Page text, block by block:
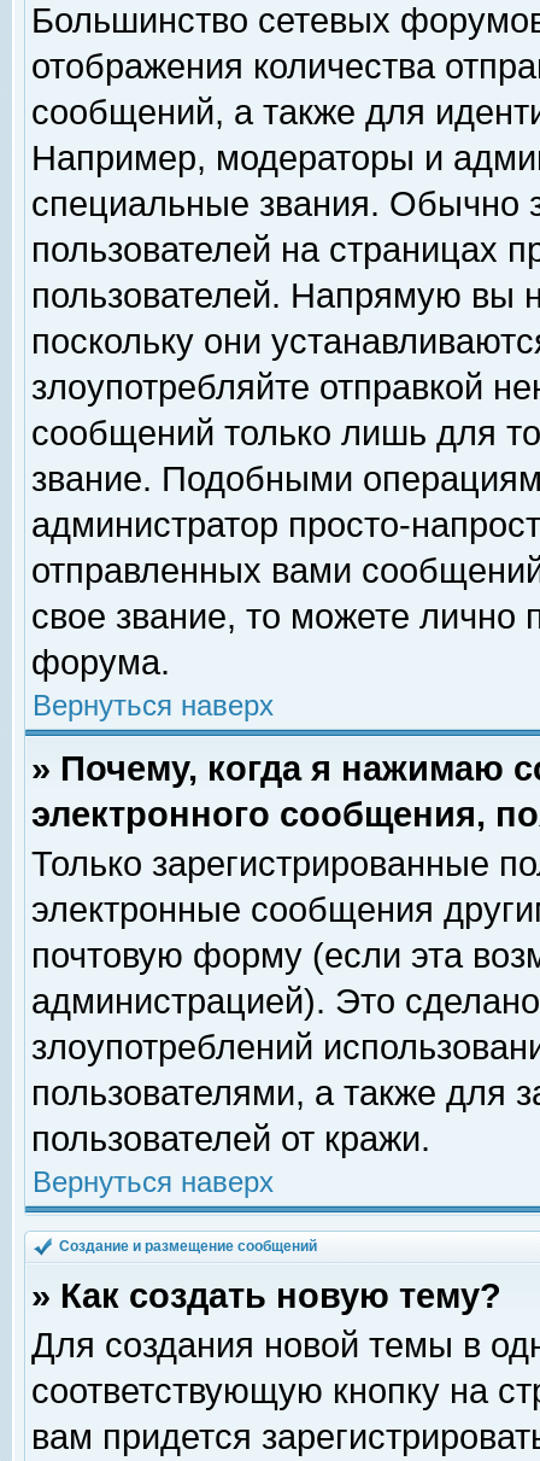
Большинство сетевых
отображения количества
сообщений, а также для
Например, модераторы и
специальные звания. Обычно
пользователей на страницах
пользователей. Напрямую вы
поскольку они
злоупотребляйте отправкой
сообщений только лишь для
звание. Подобными
администратор просто-
отправленных вами
свое звание, то можете лично
форума.
Вернуться наверх
» Почему, когда я нажимаю
электронного сообщения,
Только зарегистрированные
электронные сообщения
почтовую форму (если эта
администрацией). Это
злоупотреблений
пользователями, а также для
пользователей от кражи.
Вернуться наверх
Создание и размещение сообщений
» Как создать новую тему?
Для создания новой темы в
соответствующую кнопку на
вам придется